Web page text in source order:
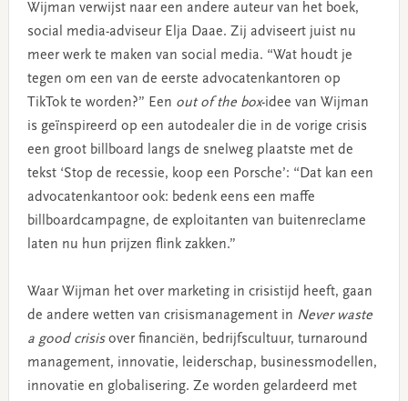
Wijman verwijst naar een andere auteur van het boek,
social media-adviseur Elja Daae. Zij adviseert juist nu
meer werk te maken van social media. “Wat houdt je
tegen om een van de eerste advocatenkantoren op
TikTok te worden?” Een out of the box-idee van Wijman
is geïnspireerd op een autodealer die in de vorige crisis
een groot billboard langs de snelweg plaatste met de
tekst ‘Stop de recessie, koop een Porsche’: “Dat kan een
advocatenkantoor ook: bedenk eens een maffe
billboardcampagne, de exploitanten van buitenreclame
laten nu hun prijzen flink zakken.”
Waar Wijman het over marketing in crisistijd heeft, gaan
de andere wetten van crisismanagement in Never waste
a good crisisover financiën, bedrijfscultuur, turnaround
management, innovatie, leiderschap, businessmodellen,
innovatie en globalisering. Ze worden gelardeerd met